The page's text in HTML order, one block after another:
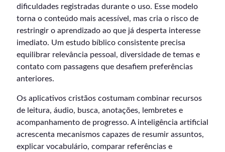
dificuldades registradas durante o uso. Esse modelo
torna o conteúdo mais acessível, mas cria o risco de
restringir o aprendizado ao que já desperta interesse
imediato. Um estudo bíblico consistente precisa
equilibrar relevância pessoal, diversidade de temas e
contato com passagens que desafiem preferências
anteriores.
Os aplicativos cristãos costumam combinar recursos
de leitura, áudio, busca, anotações, lembretes e
acompanhamento de progresso. A inteligência artificial
acrescenta mecanismos capazes de resumir assuntos,
explicar vocabulário, comparar referências e